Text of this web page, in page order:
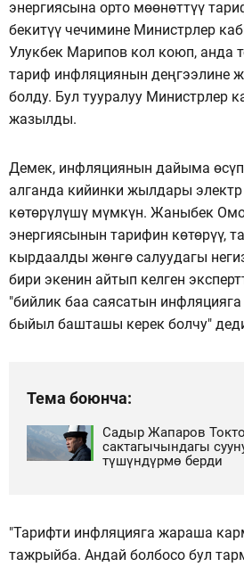
энергиясына орто мөөнөттүү
бекитүү чечимине Министрлер
Улукбек Марипов кол коюп, анда
тариф инфляциянын деңгээлине
болду. Бул тууралуу Министрлер
жазылды.
Демек, инфляциянын дайыма өсүп
алганда кийинки жылдары
көтөрүлүшү мүмкүн. Жаныбек
энергиясынын тарифин көтөрүү,
кырдаалды жөнгө салуудагы
бири экенин айтып келген
"бийлик баа саясатын
быйыл башташы керек болчу"
Тема боюнча:
Садыр Жапаров
сактагычындагы
түшүндүрмө берди
"Тарифти инфляцияга жараша
тажрыйба. Андай болбосо бул